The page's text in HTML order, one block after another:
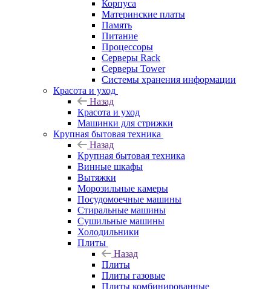
Корпуса
Материнские платы
Память
Питание
Процессоры
Серверы Rack
Серверы Tower
Системы хранения информации
Красота и уход
Назад
Красота и уход
Машинки для стрижки
Крупная бытовая техника
Назад
Крупная бытовая техника
Винные шкафы
Вытяжки
Морозильные камеры
Посудомоечные машины
Стиральные машины
Сушильные машины
Холодильники
Плиты
Назад
Плиты
Плиты газовые
Плиты комбинированные